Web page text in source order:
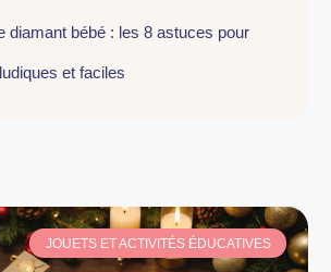
diamant bébé : les 8 astuces pour
et faciles
JOUETS ET ACTIVITÉS ÉDUCATIVES